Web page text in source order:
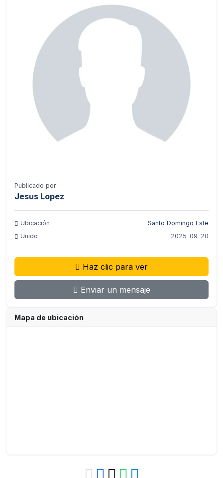
Publicado por
Jesus Lopez
Ubicación
Santo Domingo Este
Unido
2025-09-20
Haz clic para ver
Enviar un mensaje
Mapa de ubicación